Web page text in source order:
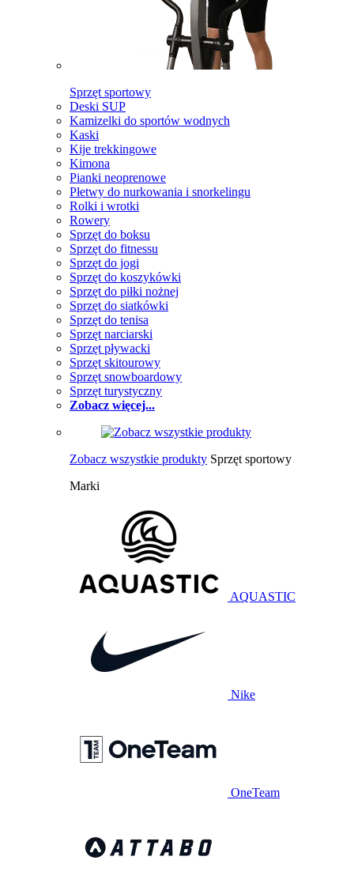
Sprzęt sportowy
Deski SUP
Kamizelki do sportów wodnych
Kaski
Kije trekkingowe
Kimona
Pianki neoprenowe
Płetwy do nurkowania i snorkelingu
Rolki i wrotki
Rowery
Sprzęt do boksu
Sprzęt do fitnessu
Sprzęt do jogi
Sprzęt do koszykówki
Sprzęt do piłki nożnej
Sprzęt do siatkówki
Sprzęt do tenisa
Sprzęt narciarski
Sprzęt pływacki
Sprzęt skitourowy
Sprzęt snowboardowy
Sprzęt turystyczny
Zobacz więcej...
Zobacz wszystkie produkty Sprzęt sportowy
Marki
AQUASTIC
Nike
OneTeam